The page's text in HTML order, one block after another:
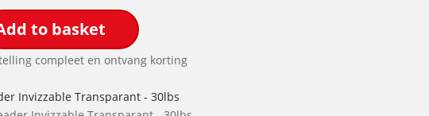
to basket
compleet en ontvang korting
Invizzable Transparant - 30lbs